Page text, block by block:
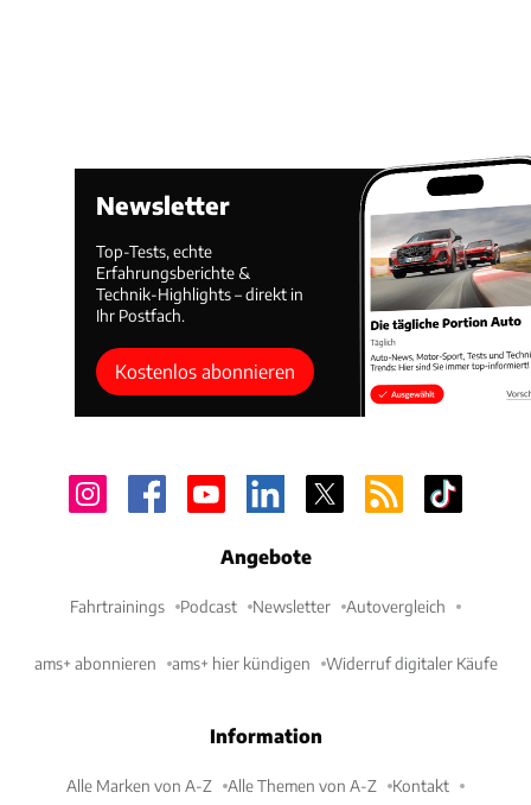
Newsletter
Top-Tests, echte
Erfahrungsberichte &
Technik-Highlights – direkt in
Ihr Postfach.
Kostenlos abonnieren
Angebote
Fahrtrainings Podcast Newsletter Autovergleich
ams+ abonnieren ams+ hier kündigen Widerruf digitaler Käufe
Information
Alle Marken von A-Z Alle Themen von A-Z Kontakt